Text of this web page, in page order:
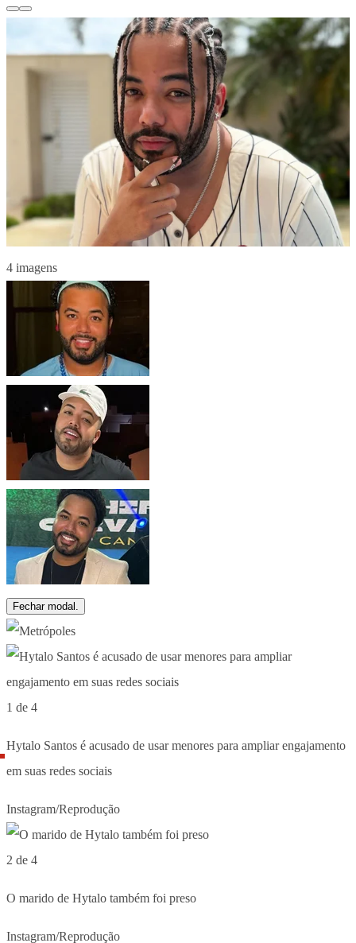
4 imagens
Fechar modal.
1 de 4
Hytalo Santos é acusado de usar menores para ampliar engajamento
em suas redes sociais
Instagram/Reprodução
2 de 4
O marido de Hytalo também foi preso
Instagram/Reprodução